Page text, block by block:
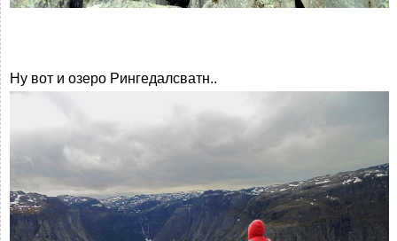
Ну вот и озеро Рингедалсватн..